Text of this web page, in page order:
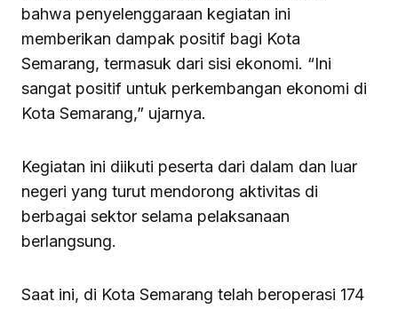
bahwa penyelenggaraan kegiatan ini
memberikan dampak positif bagi Kota
Semarang, termasuk dari sisi ekonomi. “Ini
sangat positif untuk perkembangan ekonomi di
Kota Semarang,” ujarnya.
Kegiatan ini diikuti peserta dari dalam dan luar
negeri yang turut mendorong aktivitas di
berbagai sektor selama pelaksanaan
berlangsung.
Saat ini, di Kota Semarang telah beroperasi 174